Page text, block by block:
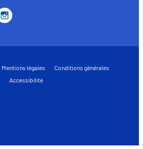
Mentions légales
Conditions générales
Accessibilité